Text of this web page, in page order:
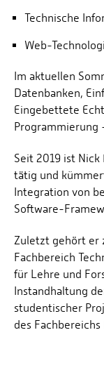
Technische
Web-
Im aktuellen
Datenbanken,
Eingebettete
Seit 2019 ist
tätig und
Integration von
Software-
Zuletzt gehört er
Fachbereich
für Lehre und
Instandhaltung
studentischer
des